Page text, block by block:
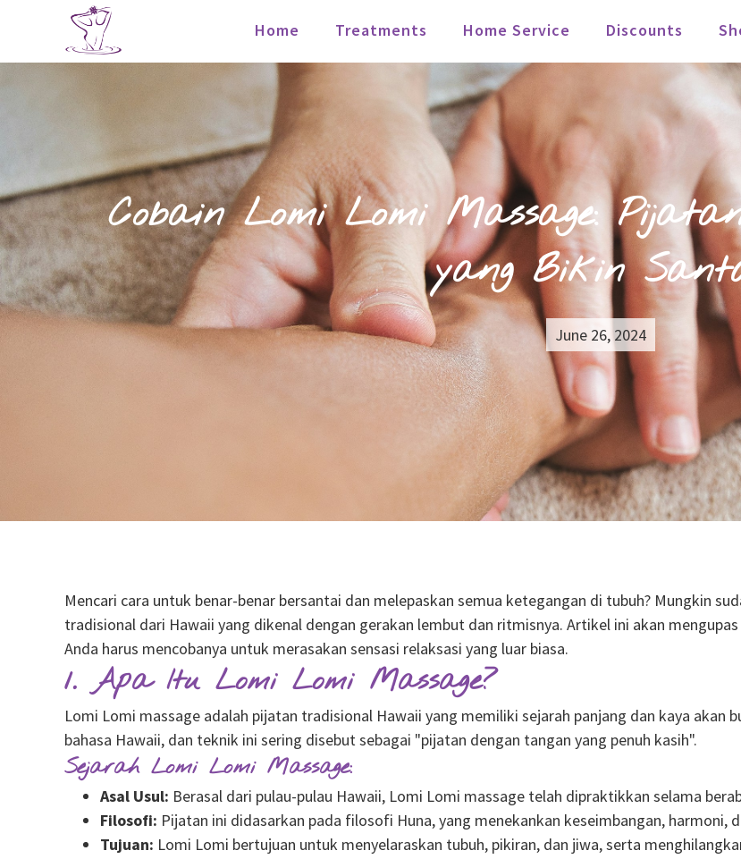
Home Treatments Home Service Discounts
Cobain Lomi Lomi Massage:
yang Bikin
June 26, 2024
Mencari cara untuk benar-benar bersantai dan melepaskan semua ketegangan di tubuh? Mungkin
tradisional dari Hawaii yang dikenal dengan gerakan lembut dan ritmisnya. Artikel ini akan
Anda harus mencobanya untuk merasakan sensasi relaksasi yang luar biasa.
1. Apa Itu Lomi Lomi Massage?
Lomi Lomi massage adalah pijatan tradisional Hawaii yang memiliki sejarah panjang dan kaya
bahasa Hawaii, dan teknik ini sering disebut sebagai "pijatan dengan tangan yang penuh kasih".
Sejarah Lomi Lomi Massage:
Asal Usul: Berasal dari pulau-pulau Hawaii, Lomi Lomi massage telah dipraktikkan selama
Filosofi: Pijatan ini didasarkan pada filosofi Huna, yang menekankan keseimbangan, harmoni,
Tujuan: Lomi Lomi bertujuan untuk menyelaraskan tubuh, pikiran, dan jiwa, serta